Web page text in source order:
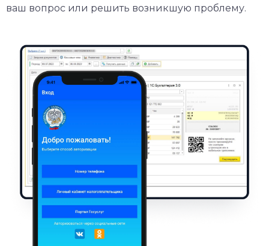
ваш вопрос или решить возникшую проблему.